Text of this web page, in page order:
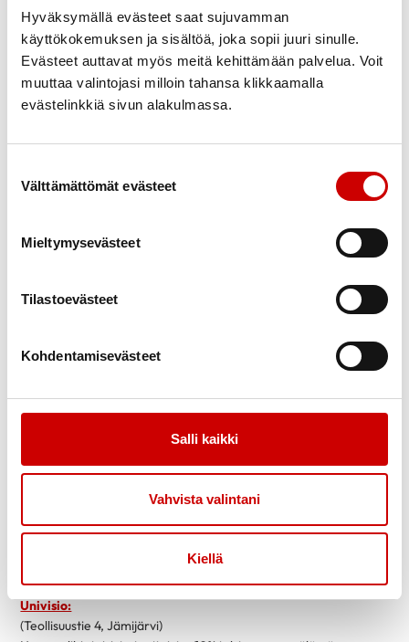
Hyväksymällä evästeet saat sujuvamman
käyttökokemuksen ja sisältöä, joka sopii juuri sinulle.
Evästeet auttavat myös meitä kehittämään palvelua. Voit
muuttaa valintojasi milloin tahansa klikkaamalla
evästelinkkiä sivun alakulmassa.
Välttämättömät evästeet
Mieltymysevästeet
Tilastoevästeet
Kohdentamisevästeet
Salli kaikki
Vahvista valintani
Kiellä
Kunnontila, kuntokeskus:
Eurakoskentie 45, 27400 Kiukainen
Hoitotarvike Karpalopiste:
(Tiilimäentie 6, Pori)
Suomen Sairaalatukku:
Kunnonlähde Kankaanpää:
Univisio:
(Teollisuustie 4, Jämijärvi)